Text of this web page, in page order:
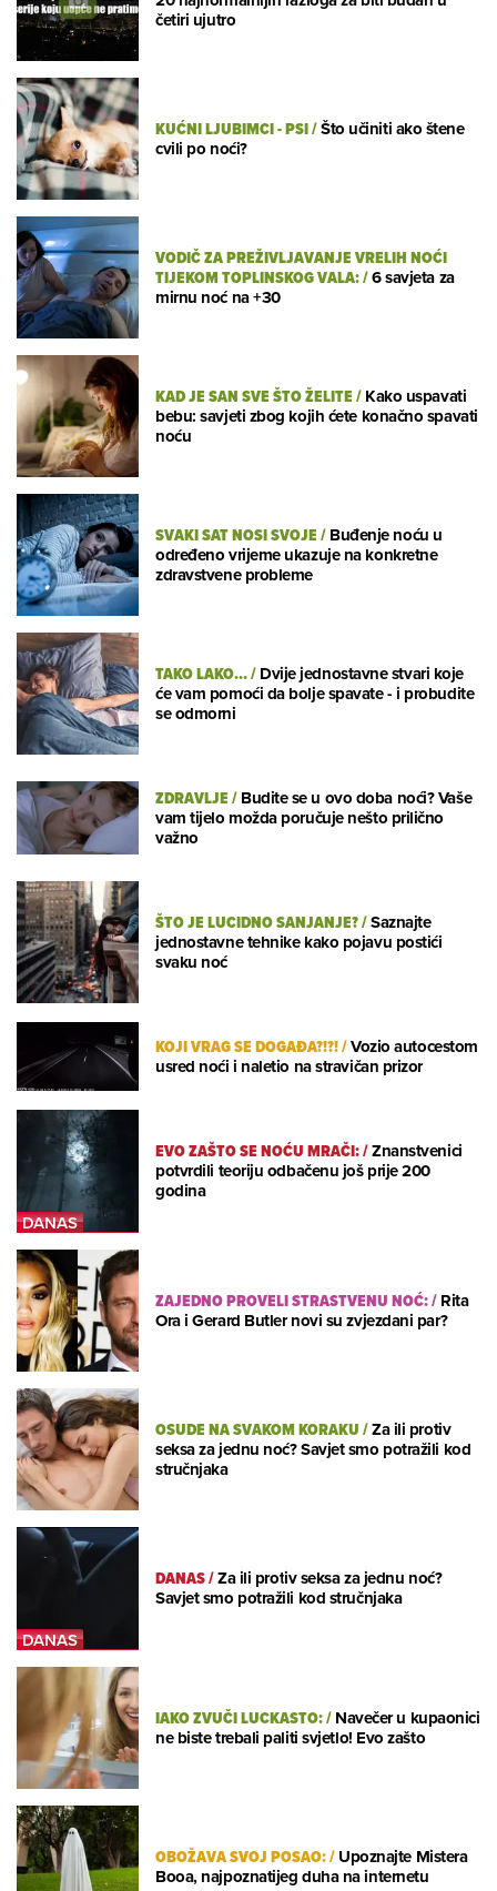
četiri ujutro
KUĆNI LJUBIMCI - PSI/Što učiniti ako štene
cvili po noći?
VODIČ ZA PREŽIVLJAVANJE VRELIH NOĆI
TIJEKOM TOPLINSKOG VALA:/6 savjeta za
mirnu noć na +30
KAD JE SAN SVE ŠTO ŽELITE/Kako uspavati
bebu: savjeti zbog kojih ćete konačno spavati
noću
SVAKI SAT NOSI SVOJE/Buđenje noću u
određeno vrijeme ukazuje na konkretne
zdravstvene probleme
TAKO LAKO.../Dvije jednostavne stvari koje
će vam pomoći da bolje spavate - i probudite
se odmorni
ZDRAVLJE/Budite se u ovo doba noći? Vaše
vam tijelo možda poručuje nešto prilično
važno
ŠTO JE LUCIDNO SANJANJE?/Saznajte
jednostavne tehnike kako pojavu postići
svaku noć
KOJI VRAG SE DOGAĐA?!?!/Vozio autocestom
usred noći i naletio na stravičan prizor
EVO ZAŠTO SE NOĆU MRAČI:/Znanstvenici
potvrdili teoriju odbačenu još prije 200
godina
ZAJEDNO PROVELI STRASTVENU NOĆ:/Rita
Ora i Gerard Butler novi su zvjezdani par?
OSUDE NA SVAKOM KORAKU/Za ili protiv
seksa za jednu noć? Savjet smo potražili kod
stručnjaka
DANAS/Za ili protiv seksa za jednu noć?
Savjet smo potražili kod stručnjaka
IAKO ZVUČI LUCKASTO:/Navečer u kupaonici
ne biste trebali paliti svjetlo! Evo zašto
OBOŽAVA SVOJ POSAO:/Upoznajte Mistera
Booa, najpoznatijeg duha na internetu